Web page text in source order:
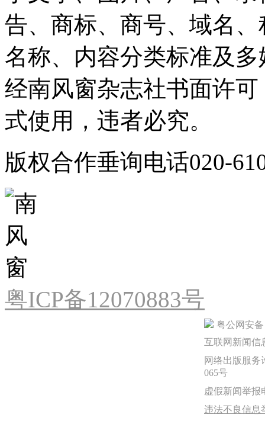
告、商标、商号、域名
名称、内容分类标准及
经南风窗杂志社书面许
式使用，违者必究。
版权合作垂询电话020-
粤ICP备12070883号
粤公网安备
互联网新闻信
网络出版服务
065号
虚假新闻举报
违法不良信息